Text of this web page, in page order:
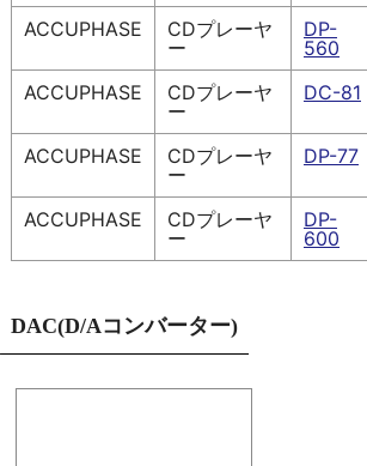
ACCUPHASE
CDプレーヤ
ー
DP-
560
ACCUPHASE
CDプレーヤ
ー
DC-81
ACCUPHASE
CDプレーヤ
ー
DP-77
ACCUPHASE
CDプレーヤ
ー
DP-
600
DAC(D/Aコンバーター)